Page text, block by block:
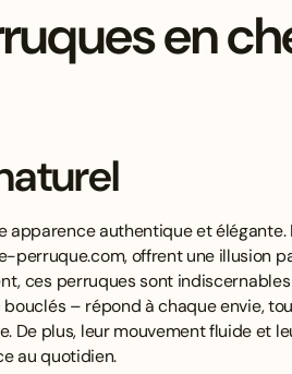
en
authentique et élégante.
perruque.com, offrent une illusion
ces perruques sont
– répond à chaque envie,
De plus, leur mouvement fluide et
au quotidien.